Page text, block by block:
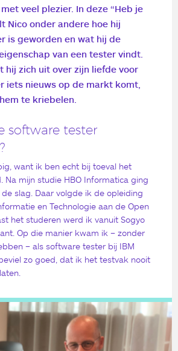
veel plezier. In deze “Heb je
Nico onder andere hoe hij
is geworden en wat hij de
van een tester vindt.
hij zich uit over zijn liefde voor
iets nieuws op de markt komt,
te kriebelen.
software tester
want ik ben echt bij toeval het
Na mijn studie HBO Informatica ging
slag. Daar volgde ik de opleiding
en Technologie aan de Open
het studeren werd ik vanuit Sogyo
Op die manier kwam ik – zonder
– als software tester bij IBM
zo goed, dat ik het testvak nooit